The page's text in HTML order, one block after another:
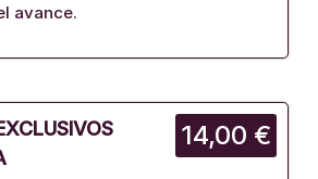
avance.
14,00 €